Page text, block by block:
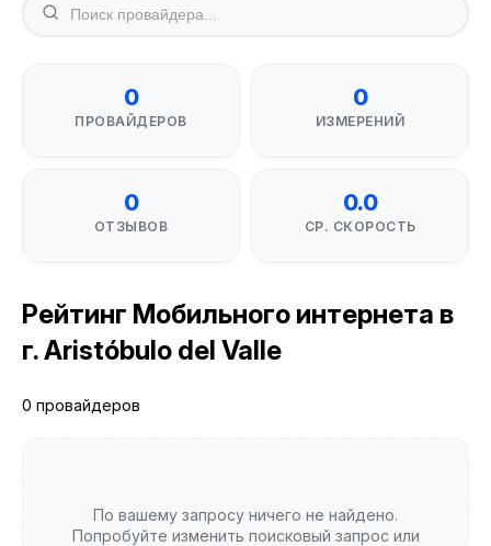
0
ПРОВАЙДЕРОВ
0
ИЗМЕРЕНИЙ
0
ОТЗЫВОВ
0.0
СР. СКОРОСТЬ
Рейтинг Мобильного интернета в
г. Aristóbulo del Valle
0 провайдеров
По вашему запросу ничего не найдено.
Попробуйте изменить поисковый запрос или